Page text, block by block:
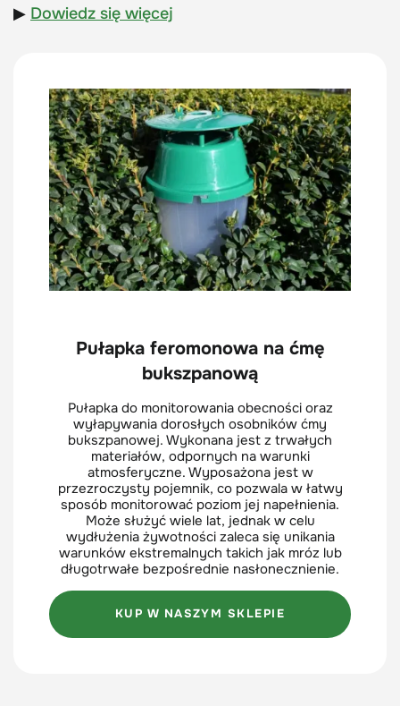
▶ Dowiedz się więcej
Pułapka feromonowa na ćmę
bukszpanową
Pułapka do monitorowania obecności oraz
wyłapywania dorosłych osobników ćmy
bukszpanowej. Wykonana jest z trwałych
materiałów, odpornych na warunki
atmosferyczne. Wyposażona jest w
przezroczysty pojemnik, co pozwala w łatwy
sposób monitorować poziom jej napełnienia.
Może służyć wiele lat, jednak w celu
wydłużenia żywotności zaleca się unikania
warunków ekstremalnych takich jak mróz lub
długotrwałe bezpośrednie nasłonecznienie.
KUP W NASZYM SKLEPIE